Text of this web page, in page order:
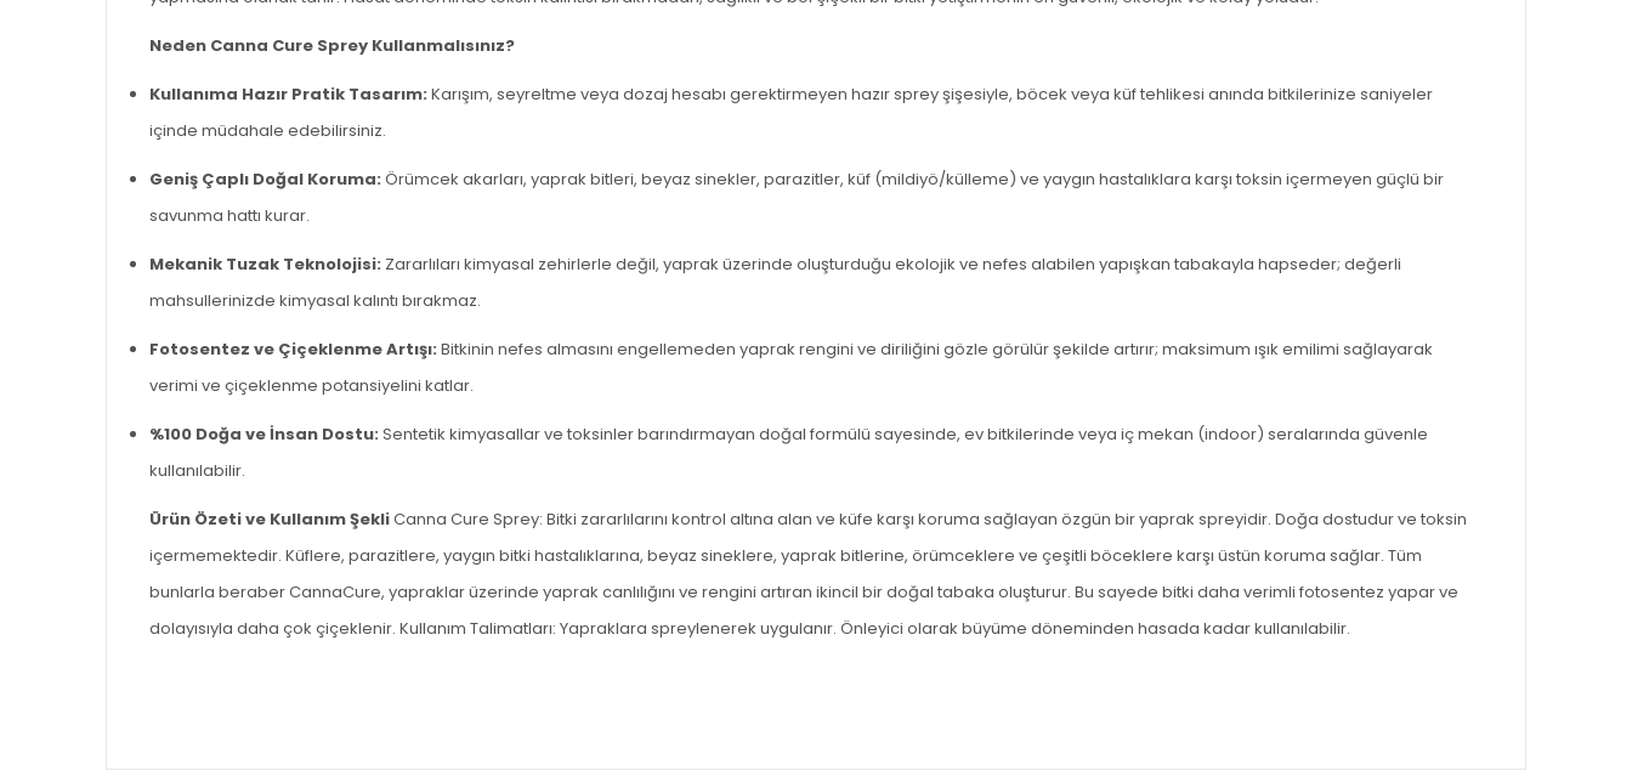
Neden Canna Cure Sprey Kullanmalısınız?
Kullanıma Hazır Pratik Tasarım: Karışım, seyreltme veya dozaj hesabı gerektirmeyen hazır sprey şişesiyle, böcek veya küf tehlikesi anında bitkilerinize saniyeler
içinde müdahale edebilirsiniz.
Geniş Çaplı Doğal Koruma: Örümcek akarları, yaprak bitleri, beyaz sinekler, parazitler, küf (mildiyö/külleme) ve yaygın hastalıklara karşı toksin içermeyen güçlü bir
savunma hattı kurar.
Mekanik Tuzak Teknolojisi: Zararlıları kimyasal zehirlerle değil, yaprak üzerinde oluşturduğu ekolojik ve nefes alabilen yapışkan tabakayla hapseder; değerli
mahsullerinizde kimyasal kalıntı bırakmaz.
Fotosentez ve Çiçeklenme Artışı: Bitkinin nefes almasını engellemeden yaprak rengini ve diriliğini gözle görülür şekilde artırır; maksimum ışık emilimi sağlayarak
verimi ve çiçeklenme potansiyelini katlar.
%100 Doğa ve İnsan Dostu: Sentetik kimyasallar ve toksinler barındırmayan doğal formülü sayesinde, ev bitkilerinde veya iç mekan (indoor) seralarında güvenle
kullanılabilir.
Ürün Özeti ve Kullanım ŞekliCanna Cure Sprey: Bitki zararlılarını kontrol altına alan ve küfe karşı koruma sağlayan özgün bir yaprak spreyidir. Doğa dostudur ve toksin
içermemektedir. Küflere, parazitlere, yaygın bitki hastalıklarına, beyaz sineklere, yaprak bitlerine, örümceklere ve çeşitli böceklere karşı üstün koruma sağlar. Tüm
bunlarla beraber CannaCure, yapraklar üzerinde yaprak canlılığını ve rengini artıran ikincil bir doğal tabaka oluşturur. Bu sayede bitki daha verimli fotosentez yapar ve
dolayısıyla daha çok çiçeklenir. Kullanım Talimatları: Yapraklara spreylenerek uygulanır. Önleyici olarak büyüme döneminden hasada kadar kullanılabilir.